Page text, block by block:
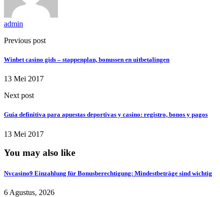
admin
Previous post
Winbet casino gids – stappenplan, bonussen en uitbetalingen
13 Mei 2017
Next post
Guía definitiva para apuestas deportivas y casino: registro, bonos y pagos
13 Mei 2017
You may also like
Nvcasino9 Einzahlung für Bonusberechtigung: Mindestbeträge sind wichtig
6 Agustus, 2026